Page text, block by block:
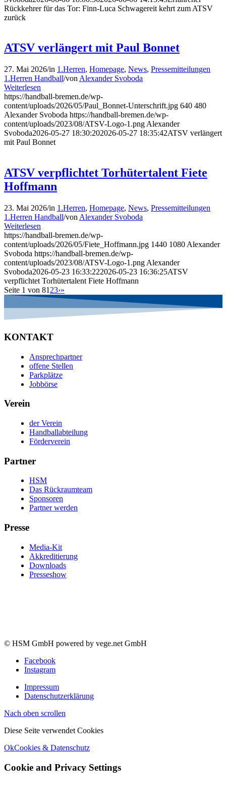
Rückkehrer für das Tor: Finn-Luca Schwagereit kehrt zum ATSV
zurück
ATSV verlängert mit Paul Bonnet
27. Mai 2026/in 1.Herren, Homepage, News, Pressemitteilungen
1.Herren Handball/von Alexander Svoboda
Weiterlesen
https://handball-bremen.de/wp-
content/uploads/2026/05/Paul_Bonnet-Unterschrift.jpg 640 480
Alexander Svoboda https://handball-bremen.de/wp-
content/uploads/2023/08/ATSV-Logo-1.png Alexander
Svoboda2026-05-27 18:30:202026-05-27 18:35:42ATSV verlängert
mit Paul Bonnet
ATSV verpflichtet Torhütertalent Fiete
Hoffmann
23. Mai 2026/in 1.Herren, Homepage, News, Pressemitteilungen
1.Herren Handball/von Alexander Svoboda
Weiterlesen
https://handball-bremen.de/wp-
content/uploads/2026/05/Fiete_Hoffmann.jpg 1440 1080 Alexander
Svoboda https://handball-bremen.de/wp-
content/uploads/2023/08/ATSV-Logo-1.png Alexander
Svoboda2026-05-23 16:33:222026-05-23 16:36:25ATSV
verpflichtet Torhütertalent Fiete Hoffmann
Seite 1 von 81 23›»
KONTAKT
Ansprechpartner
offene Stellen
Parkplätze
Jobbörse
Verein
der Verein
Handballabteilung
Förderverein
Partner
HSM
Das Rückraumteam
Sponsoren
Partner werden
Presse
Media-Kit
Akkreditierung
Downloads
Presseshow
© HSM GmbH powered by vege.net GmbH
Facebook
Instagram
Impressum
Datenschutzerklärung
Nach oben scrollen
Diese Seite verwendet Cookies
OkCookies & Datenschutz
Cookie and Privacy Settings